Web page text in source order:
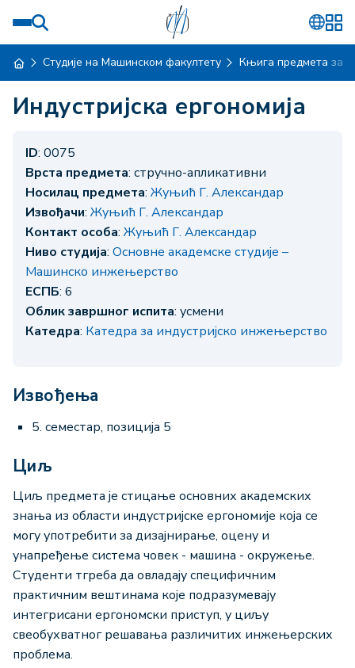
Студије на Машинском факултету Књига предмета за
Индустријска ергономија
ID: 0075
Врста предмета: стручно-апликативни
Носилац предмета: Жуњић Г. Александар
Извођачи: Жуњић Г. Александар
Контакт особа: Жуњић Г. Александар
Ниво студија: Основне академске студије –
Машинско инжењерство
ЕСПБ: 6
Облик завршног испита: усмени
Катедра: Катедра за индустријско инжењерство
Извођења
5. семестар, позиција 5
Циљ
Циљ предмета је стицање основних академских
знања из области индустријске ергономије која се
могу употребити за дизајнирање, оцену и
унапређење система човек - машина - окружење.
Студенти тгреба да овладају специфичним
практичним вештинама које подразумевају
интегрисани ергономски приступ, у циљу
свеобухватног решавања различитих инжењерских
проблема.